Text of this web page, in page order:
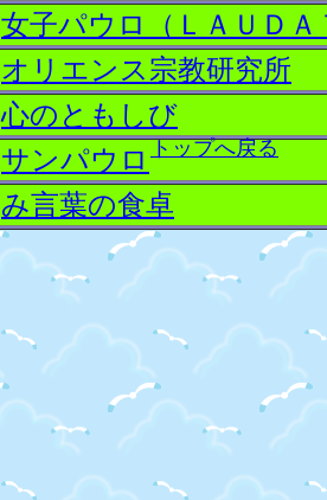
女子パウロ（ＬＡＵＤＡ
オリエンス宗教研究所
心のともしび
サンパウロ
み言葉の食卓
トップへ戻る